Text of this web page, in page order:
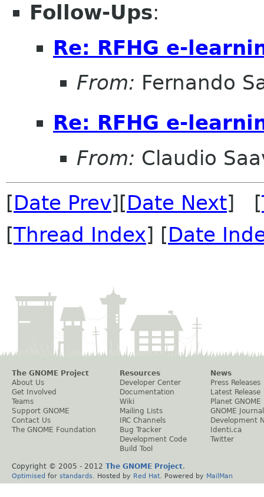
Follow-Ups:
Re: RFHG e-
From: Fernando
Re: RFHG e-
From: Claudio
[Date Prev][Date Next] [
[Thread Index] [Date
The GNOME Project
About Us
Get Involved
Teams
Support GNOME
Contact Us
The GNOME Foundation
Resources
Developer Center
Documentation
Wiki
Mailing Lists
IRC Channels
Bug Tracker
Development Code
Build Tool
News
Press Releases
Latest Release
Planet GNOME
GNOME Journal
Development
Identi.ca
Twitter
Copyright © 2005 - 2012 The GNOME Project.
Optimised for standards . Hosted by Red Hat . Powered by MailMan